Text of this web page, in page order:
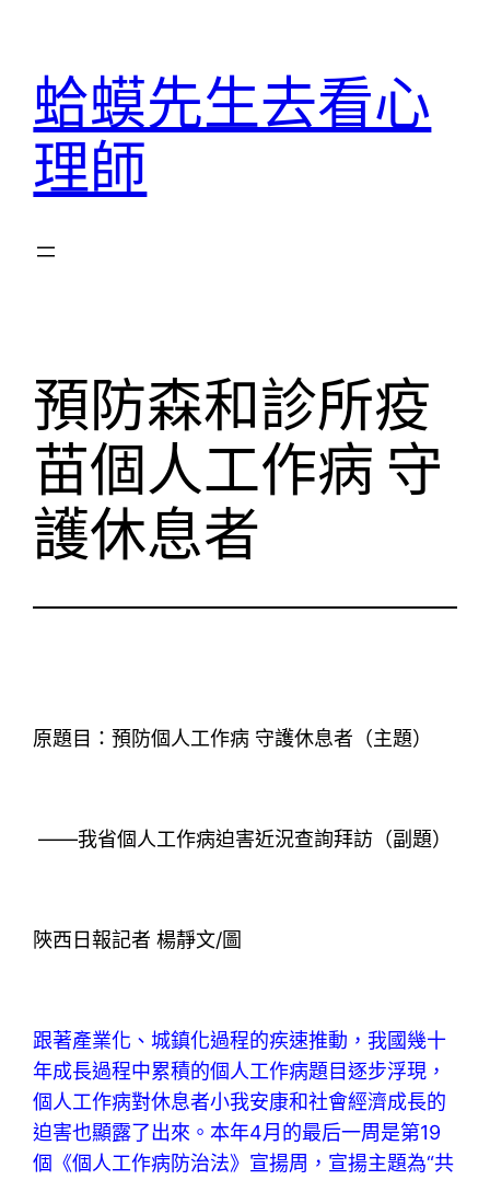
蛤蟆先生去看心
理師
預防森和診所疫
苗個人工作病 守
護休息者
原題目：預防個人工作病 守護休息者（主題）
——我省個人工作病迫害近況查詢拜訪（副題）
陜西日報記者 楊靜文/圖
跟著產業化、城鎮化過程的疾速推動，我國幾十
年成長過程中累積的個人工作病題目逐步浮現，
個人工作病對休息者小我安康和社會經濟成長的
迫害也顯露了出來。本年4月的最后一周是第19
個《個人工作病防治法》宣揚周，宣揚主題為“共